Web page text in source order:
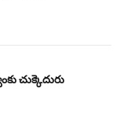
చుక్కెదురు